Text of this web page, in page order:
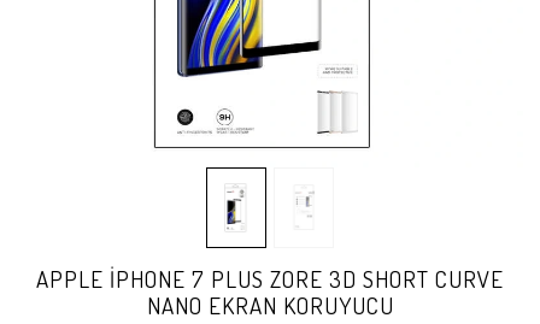
APPLE İPHONE 7 PLUS ZORE 3D SHORT CURVE
NANO EKRAN KORUYUCU